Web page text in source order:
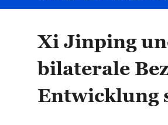
Xi Jinping
bilaterale
Entwicklung